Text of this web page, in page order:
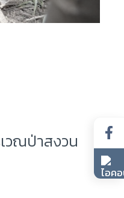
วณป่าสงวน